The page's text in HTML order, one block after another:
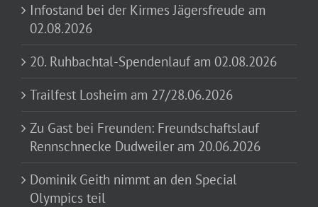
Infostand bei der Kirmes Jägersfreude am
02.08.2026
20. Ruhbachtal-Spendenlauf am 02.08.2026
Trailfest Losheim am 27/28.06.2026
Zu Gast bei Freunden: Freundschaftslauf
Rennschnecke Dudweiler am 20.06.2026
Dominik Geith nimmt an den Special
Olympics teil